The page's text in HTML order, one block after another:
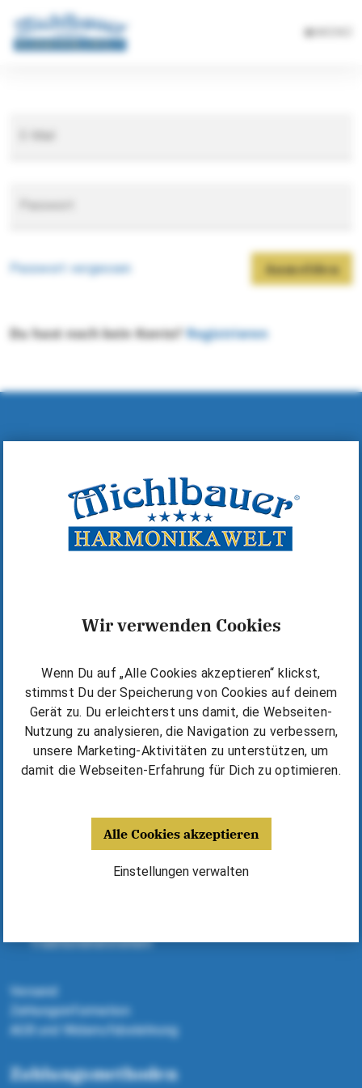
Wir verwenden Cookies
Wenn Du auf „Alle Cookies akzeptieren“ klickst,
stimmst Du der Speicherung von Cookies auf deinem
Gerät zu. Du erleichterst uns damit, die Webseiten-
Nutzung zu analysieren, die Navigation zu verbessern,
unsere Marketing-Aktivitäten zu unterstützen, um
damit die Webseiten-Erfahrung für Dich zu optimieren.
Alle Cookies akzeptieren
Einstellungen verwalten
Passwort vergessen Anmelden
Du hast noch kein Konto?Registrieren
MICHLBAUER GmbH
A-6600 Reutte, Lindenstraße 14
+43 (0)5672 72060
Kostenlos starten
Die Michlbauer Methode
Kurse & Unterricht finden
Erfolgsgeschichten & Tipps
⁠Harmonika kaufen / mieten
Deine Vorteile
Harmonikas, Kurse, Noten - alles aus einer Hand
Traditionsherstellern
Versand
Zahlungsinformation
AGB und Widerrufsbelehrung
Zahlungsmethoden